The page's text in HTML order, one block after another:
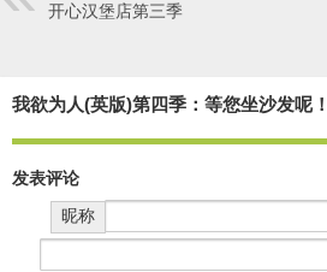
开心汉堡店第三季
我欲为人(英版)第四季：等您坐沙发呢！
发表评论
昵称